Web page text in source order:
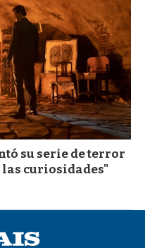
su serie de terror
las curiosidades"